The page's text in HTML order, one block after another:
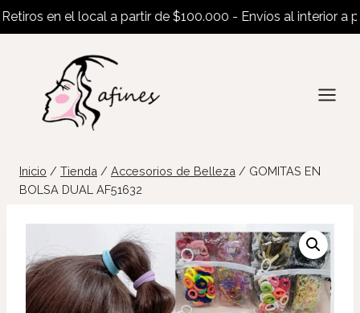
en el local a partir de $100.000 - Envíos al interior a
contenido
Inicio / Tienda / Accesorios de Belleza / GOMITAS EN
BOLSA DUAL AF51632